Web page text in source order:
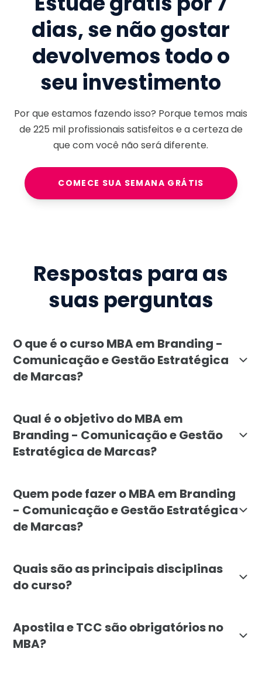
dias, se não gostar
devolvemos todo o
seu investimento
Por que estamos fazendo isso? Porque temos mais
de225 milprofissionais satisfeitos e a certeza de
que com você não será diferente.
COMECE SUA SEMANA GRÁTIS
Respostas para as
suas perguntas
O que é o curso MBA em Branding -
Comunicação e Gestão Estratégica
de Marcas?
Qual é o objetivo do MBA em
Branding - Comunicação e Gestão
Estratégica de Marcas?
Quem pode fazer o MBA em Branding
- Comunicação e Gestão Estratégica
de Marcas?
Quais são as principais disciplinas
do curso?
Apostila e TCC são obrigatórios no
MBA?